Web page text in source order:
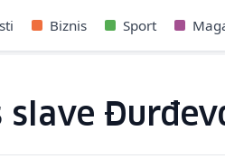
Biznis Sport
slave